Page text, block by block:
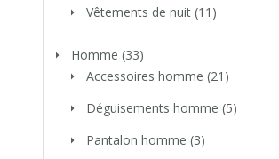
Vêtements de nuit (11)
Homme (33)
Accessoires homme (21)
Déguisements homme (5)
Pantalon homme (3)